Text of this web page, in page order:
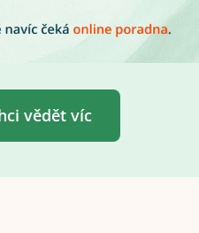
vědět víc